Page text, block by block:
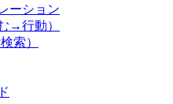
ーション
→行動）
索）